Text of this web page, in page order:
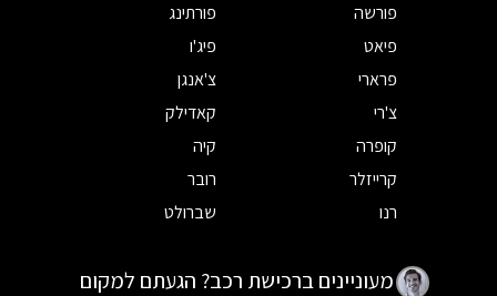
פורשה
פורתינג
פיאט
פיג'ו
פרארי
צ'אנגן
צ'רי
קאדילק
קופרה
קיה
קרייזלר
רובר
רנו
שברולט
מעוניינים ברכישת רכב? הגעתם למקום